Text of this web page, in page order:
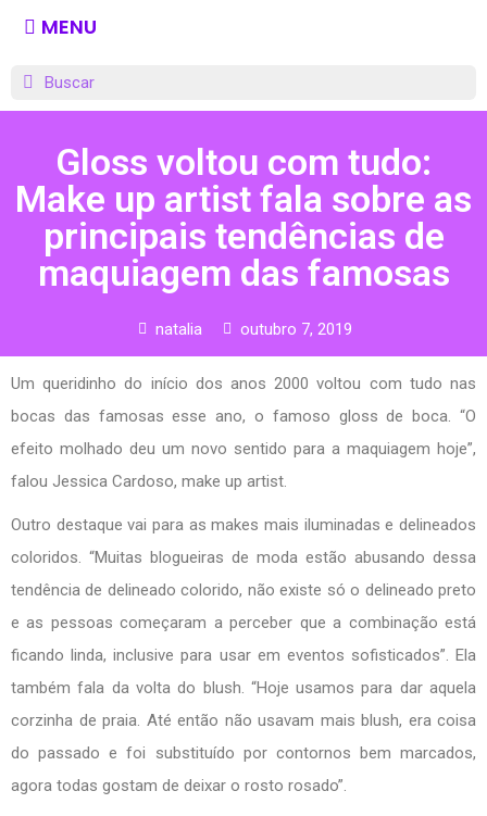
MENU
Gloss voltou com tudo:
Make up artist fala sobre as
principais tendências de
maquiagem das famosas
natalia outubro 7, 2019
Um queridinho do início dos anos 2000 voltou com tudo nas
bocas das famosas esse ano, o famoso gloss de boca. “O
efeito molhado deu um novo sentido para a maquiagem hoje”,
falou Jessica Cardoso, make up artist.
Outro destaque vai para as makes mais iluminadas e delineados
coloridos. “Muitas blogueiras de moda estão abusando dessa
tendência de delineado colorido, não existe só o delineado preto
e as pessoas começaram a perceber que a combinação está
ficando linda, inclusive para usar em eventos sofisticados”. Ela
também fala da volta do blush. “Hoje usamos para dar aquela
corzinha de praia. Até então não usavam mais blush, era coisa
do passado e foi substituído por contornos bem marcados,
agora todas gostam de deixar o rosto rosado”.